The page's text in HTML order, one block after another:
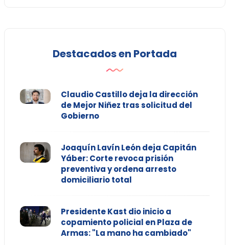
Destacados en Portada
Claudio Castillo deja la dirección
de Mejor Niñez tras solicitud del
Gobierno
Joaquín Lavín León deja Capitán
Yáber: Corte revoca prisión
preventiva y ordena arresto
domiciliario total
Presidente Kast dio inicio a
copamiento policial en Plaza de
Armas: "La mano ha cambiado"